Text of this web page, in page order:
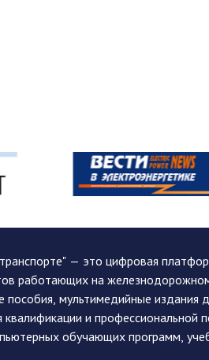
— это цифровая
работающих на
мультимедийные издания
и профессиональной
обучающих программ,